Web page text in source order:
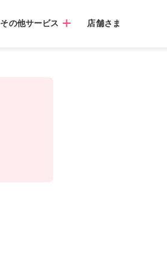
その他サービス 店舗さま